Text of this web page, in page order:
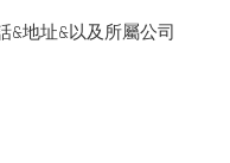
地址&以及所屬公司